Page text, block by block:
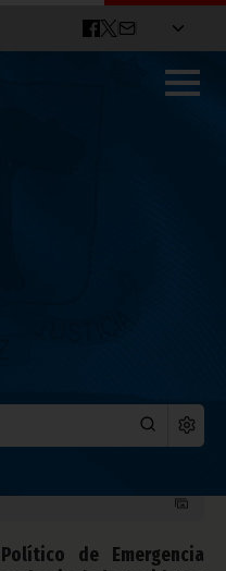
a la alerta
y el Marburgo
de Emergencia